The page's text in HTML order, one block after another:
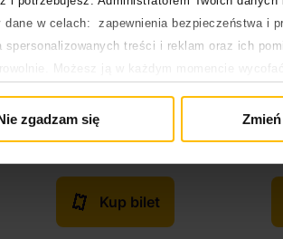
dane w celach: zapewnienia bezpieczeństwa i
spersonalizowanych treści i reklam oraz ich
zgadzam się
Kup bilet